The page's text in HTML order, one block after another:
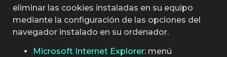
eliminar las cookies instaladas en su equipo
mediante la configuración de las opciones del
navegador instalado en su ordenador.
Microsoft Internet Explorer: menú